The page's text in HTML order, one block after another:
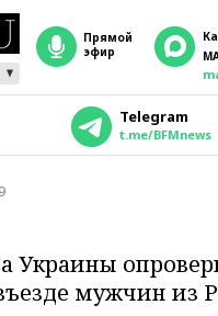
прямой
эфир
Telegram
t.me/BFMnews
Украины
мужчин из